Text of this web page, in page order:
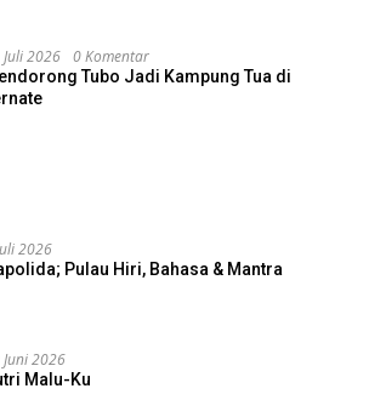
Juli 2026 0 Komentar
Tubo Jadi Kampung Tua di
2026
Pulau Hiri, Bahasa & Mantra
2026
Malu-Ku